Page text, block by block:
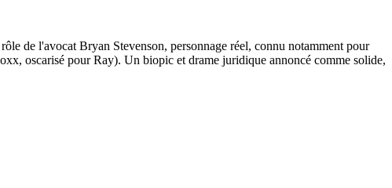
de l'avocat Bryan Stevenson, personnage réel, connu notamment pour
oscarisé pour Ray). Un biopic et drame juridique annoncé comme solide,